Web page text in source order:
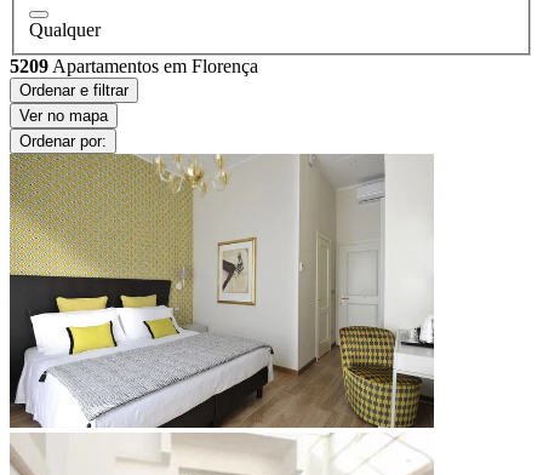
Qualquer
5209 Apartamentos em Florença
Ordenar e filtrar
Ver no mapa
Ordenar por: